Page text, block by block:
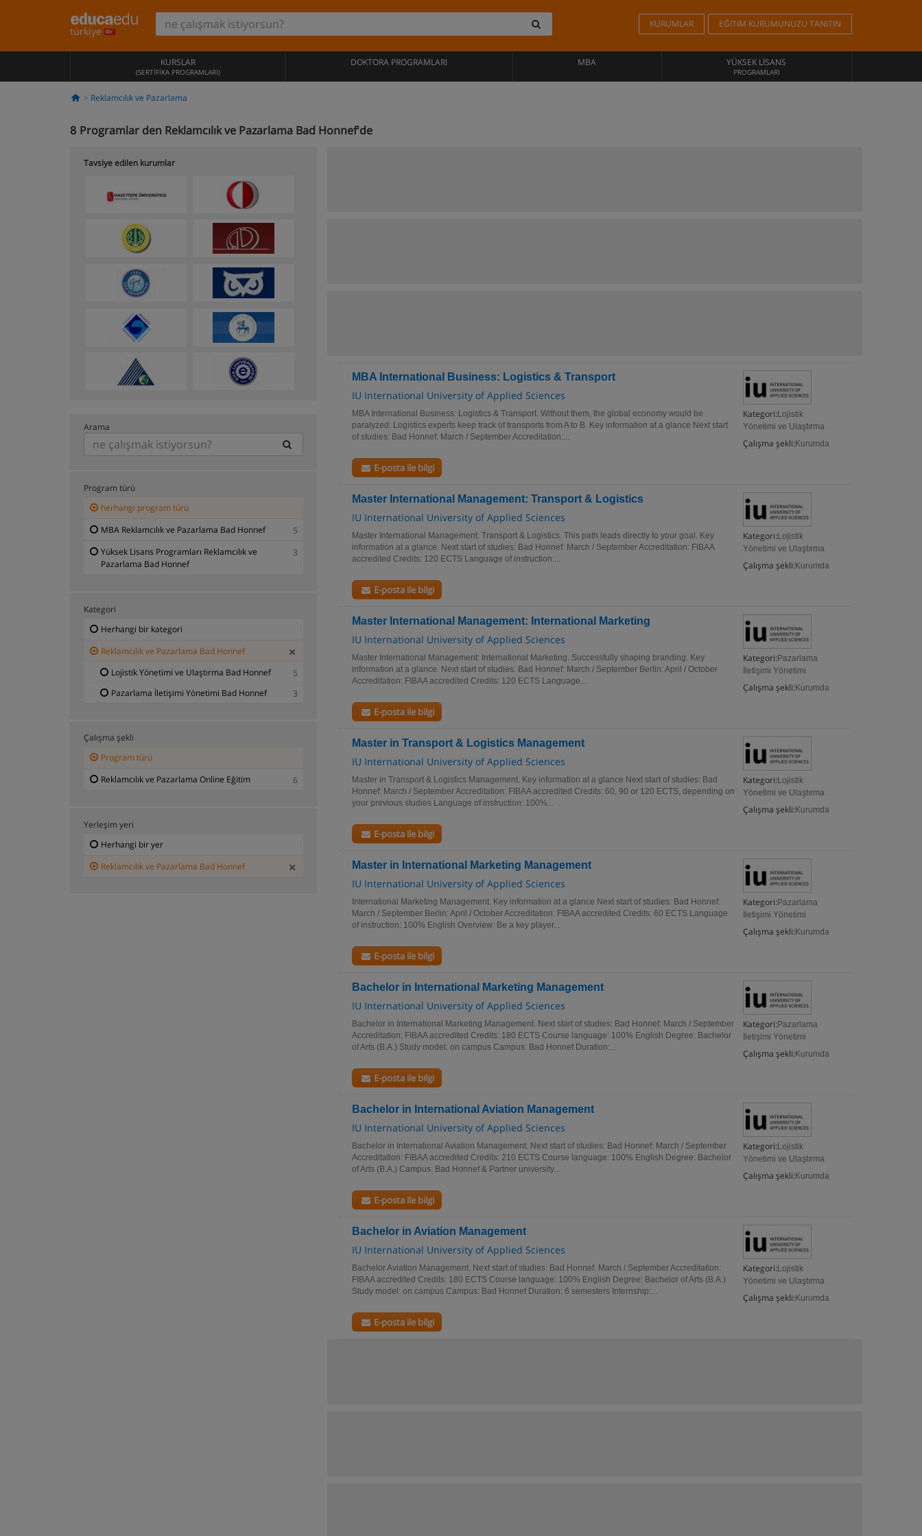
türkiye
KURUMLAR EĞITIM KURUMUNUZU TANITIN
KURSLAR
(SERTIFIKA PROGRAMLARI)
DOKTORA PROGRAMLARI MBA YÜKSEK LISANS
PROGRAMLARI
Reklamcılık ve Pazarlama
8 Programlar den Reklamcılık ve Pazarlama Bad Honnef'de
MBA International Business: Logistics & Transport
IU International University of Applied Sciences
Kategori: Lojistik
Yönetimi ve Ulaştırma
Çalışma şekli: Kurumda
MBA International Business: Logistics & Transport. Without them, the global economy would be
paralyzed: Logistics experts keep track of transports from A to B. Key information at a glance Next start
of studies: Bad Honnef: March / September Accreditation:...
E-posta ile bilgi
Master International Management: Transport & Logistics
IU International University of Applied Sciences
Kategori: Lojistik
Yönetimi ve Ulaştırma
Çalışma şekli: Kurumda
Master International Management: Transport & Logistics. This path leads directly to your goal. Key
information at a glance. Next start of studies: Bad Honnef: March / September Accreditation: FIBAA
accredited Credits: 120 ECTS Language of instruction:...
E-posta ile bilgi
Master International Management: International Marketing
IU International University of Applied Sciences
Kategori: Pazarlama
İletişimi Yönetimi
Çalışma şekli: Kurumda
Master International Management: International Marketing. Successfully shaping branding. Key
information at a glance. Next start of studies: Bad Honnef: March / September Berlin: April / October
Accreditation: FIBAA accredited Credits: 120 ECTS Language...
E-posta ile bilgi
Master in Transport & Logistics Management
IU International University of Applied Sciences
Kategori: Lojistik
Yönetimi ve Ulaştırma
Çalışma şekli: Kurumda
Master in Transport & Logistics Management. Key information at a glance Next start of studies: Bad
Honnef: March / September Accreditation: FIBAA accredited Credits: 60, 90 or 120 ECTS, depending on
your previous studies Language of instruction: 100%...
E-posta ile bilgi
Master in International Marketing Management
IU International University of Applied Sciences
Kategori: Pazarlama
İletişimi Yönetimi
Çalışma şekli: Kurumda
International Marketing Management. Key information at a glance Next start of studies: Bad Honnef:
March / September Berlin: April / October Accreditation: FIBAA accredited Credits: 60 ECTS Language
of instruction: 100% English Overview: Be a key player...
E-posta ile bilgi
Bachelor in International Marketing Management
IU International University of Applied Sciences
Kategori: Pazarlama
İletişimi Yönetimi
Çalışma şekli: Kurumda
Bachelor in International Marketing Management. Next start of studies: Bad Honnef: March / September
Accreditation: FIBAA accredited Credits: 180 ECTS Course language: 100% English Degree: Bachelor
of Arts (B.A.) Study model: on campus Campus: Bad Honnef Duration:...
E-posta ile bilgi
Bachelor in International Aviation Management
IU International University of Applied Sciences
Kategori: Lojistik
Yönetimi ve Ulaştırma
Çalışma şekli: Kurumda
Bachelor in International Aviation Management. Next start of studies: Bad Honnef: March / September
Accreditation: FIBAA accredited Credits: 210 ECTS Course language: 100% English Degree: Bachelor
of Arts (B.A.) Campus: Bad Honnef & Partner university...
E-posta ile bilgi
Bachelor in Aviation Management
IU International University of Applied Sciences
Kategori: Lojistik
Yönetimi ve Ulaştırma
Çalışma şekli: Kurumda
Bachelor Aviation Management. Next start of studies: Bad Honnef: March / September Accreditation:
FIBAA accredited Credits: 180 ECTS Course language: 100% English Degree: Bachelor of Arts (B.A.)
Study model: on campus Campus: Bad Honnef Duration: 6 semesters Internship:...
E-posta ile bilgi
Tavsiye edilen kurumlar
Arama
Program türü
herhangi program türü
MBA Reklamcılık ve Pazarlama Bad Honnef
5
Yüksek Lisans Programları Reklamcılık ve
Pazarlama Bad Honnef
3
Kategori
Herhangi bir kategori
Reklamcılık ve Pazarlama Bad Honnef
Lojistik Yönetimi ve Ulaştırma Bad Honnef
5
Pazarlama İletişimi Yönetimi Bad Honnef
3
Çalışma şekli
Program türü
Reklamcılık ve Pazarlama Online Eğitim
6
Yerleşim yeri
Herhangi bir yer
Reklamcılık ve Pazarlama Bad Honnef